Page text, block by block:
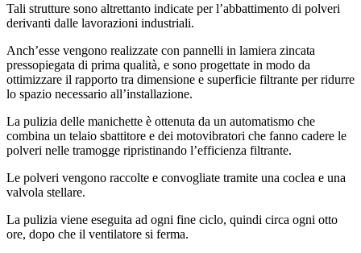
Tali strutture sono altrettanto indicate per l’abbattimento di polveri
derivanti dalle lavorazioni industriali.
Anch’esse vengono realizzate con pannelli in lamiera zincata
pressopiegata di prima qualità, e sono progettate in modo da
ottimizzare il rapporto tra dimensione e superficie filtrante per ridurre
lo spazio necessario all’installazione.
La pulizia delle manichette è ottenuta da un automatismo che
combina un telaio sbattitore e dei motovibratori che fanno cadere le
polveri nelle tramogge ripristinando l’efficienza filtrante.
Le polveri vengono raccolte e convogliate tramite una coclea e una
valvola stellare.
La pulizia viene eseguita ad ogni fine ciclo, quindi circa ogni otto
ore, dopo che il ventilatore si ferma.